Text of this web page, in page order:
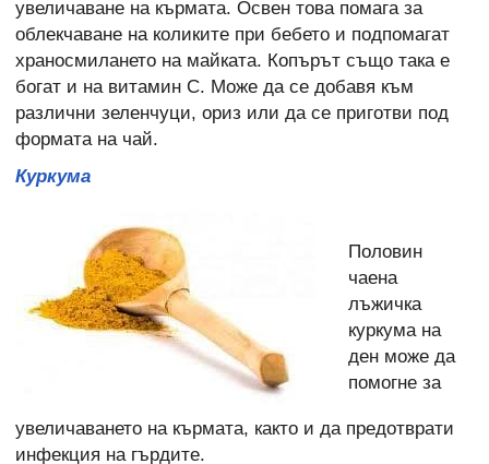
увеличаване на кърмата. Освен това помага за
облекчаване на коликите при бебето и подпомагат
храносмилането на майката. Копърът също така е
богат и на витамин С. Може да се добавя към
различни зеленчуци, ориз или да се приготви под
формата на чай.
Куркума
Половин
чаена
лъжичка
куркума на
ден може да
помогне за
увеличаването на кърмата, както и да предотврати
инфекция на гърдите.